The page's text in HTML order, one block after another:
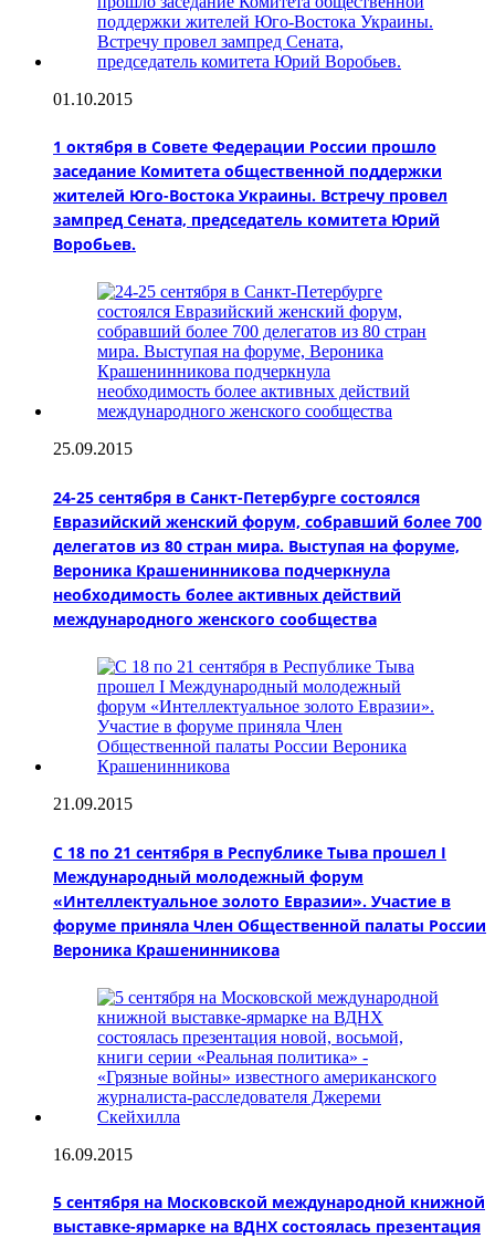
01.10.2015
1 октября в Совете Федерации России прошло
заседание Комитета общественной поддержки
жителей Юго-Востока Украины. Встречу провел
зампред Сената, председатель комитета Юрий
Воробьев.
25.09.2015
24-25 сентября в Санкт-Петербурге состоялся
Евразийский женский форум, собравший более 700
делегатов из 80 стран мира. Выступая на форуме,
Вероника Крашенинникова подчеркнула
необходимость более активных действий
международного женского сообщества
21.09.2015
C 18 по 21 сентября в Республике Тыва прошел I
Международный молодежный форум
«Интеллектуальное золото Евразии». Участие в
форуме приняла Член Общественной палаты России
Вероника Крашенинникова
16.09.2015
5 сентября на Московской международной книжной
выставке-ярмарке на ВДНХ состоялась презентация